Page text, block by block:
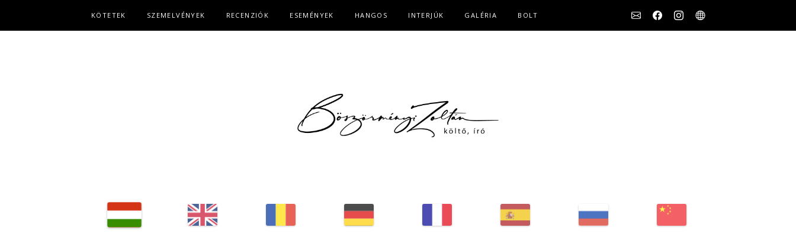
KÖTETEK SZEMELVÉNYEK RECENZIÓK ESEMÉNYEK HANGOS INTERJÚK GALÉRIA BOLT